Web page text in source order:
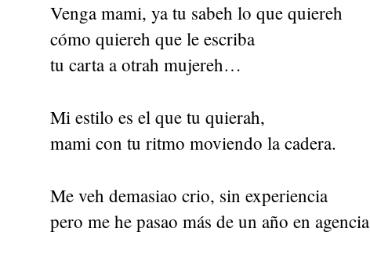
Venga mami, ya tu sabeh lo que quiereh
cómo quiereh que le escriba
tu carta a otrah mujereh…
Mi estilo es el que tu quierah,
mami con tu ritmo moviendo la cadera.
Me veh demasiao crio, sin experiencia
pero me he pasao más de un año en agencia